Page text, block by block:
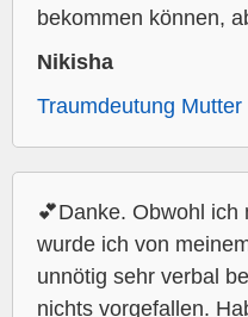
bekommen können,
Nikisha
Traumdeutung
💕Danke. Obwohl ich
wurde ich von
unnötig sehr verbal
nichts vorgefallen.